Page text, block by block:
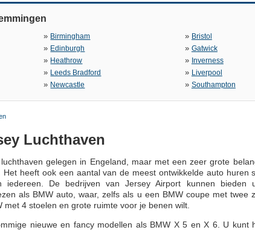
» Birmingham » Bristol
» Edinburgh » Gatwick
» Heathrow » Inverness
» Leeds Bradford » Liverpool
» Newcastle » Southampton
Luchthaven
gelegen in Engeland, maar met een zeer grote
Het heeft ook een aantal van de meest ontwikkelde auto huren
De bedrijven van Jersey Airport kunnen bieden
als BMW auto, waar, zelfs als u een BMW coupe met twee
met 4 stoelen en grote ruimte voor je benen wilt.
nieuwe en fancy modellen als BMW X 5 en X 6. U kunt